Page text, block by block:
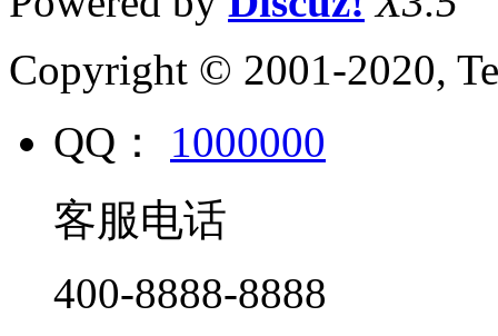
Copyright © 2001-2020,
QQ： 1000000
客服电话
400-8888-8888